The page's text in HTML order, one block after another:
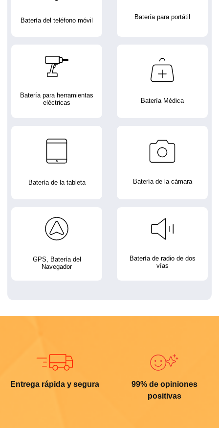
Batería del teléfono móvil Batería para portátil
Batería para herramientas
eléctricas
Batería Médica
Batería de la tableta Batería de la cámara
GPS, Batería del
Navegador
Batería de radio de dos
vías
Entrega rápida y segura
99% de opiniones
positivas